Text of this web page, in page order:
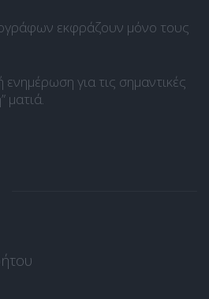
εκφράζουν μόνο τους
για τις σημαντικές
ματιά.